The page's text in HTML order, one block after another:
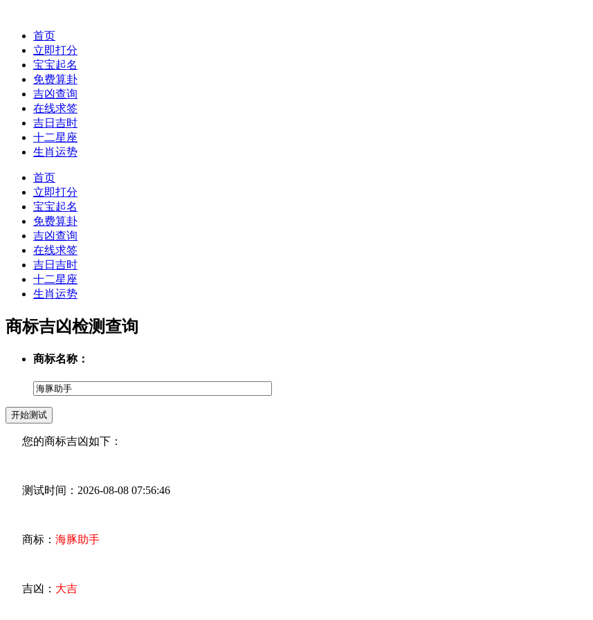
首页
立即打分
宝宝起名
免费算卦
吉凶查询
在线求签
吉日吉时
十二星座
生肖运势
首页
立即打分
宝宝起名
免费算卦
吉凶查询
在线求签
吉日吉时
十二星座
生肖运势
商标吉凶检测查询
商标名称：
您的商标吉凶如下：
测试时间：2026-08-08 07:56:46
商标： 海豚助手
吉凶： 大吉